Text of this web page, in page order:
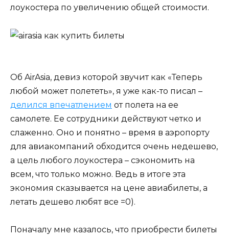
лоукостера по увеличению общей стоимости.
Об AirAsia, девиз которой звучит как «Теперь
любой может полететь», я уже как-то писал –
делился впечатлением от полета на ее
самолете. Ее сотрудники действуют четко и
слаженно. Оно и понятно – время в аэропорту
для авиакомпаний обходится очень недешево,
а цель любого лоукостера – сэкономить на
всем, что только можно. Ведь в итоге эта
экономия сказывается на цене авиабилеты, а
летать дешево любят все =0).
Поначалу мне казалось, что приобрести билеты